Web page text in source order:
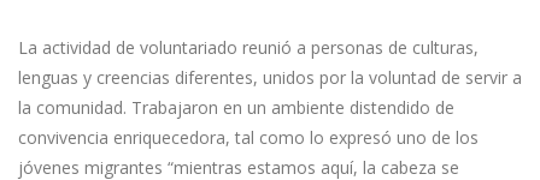
La actividad de voluntariado reunió a personas de culturas,
lenguas y creencias diferentes, unidos por la voluntad de servir a
la comunidad. Trabajaron en un ambiente distendido de
convivencia enriquecedora, tal como lo expresó uno de los
jóvenes migrantes “mientras estamos aquí, la cabeza se